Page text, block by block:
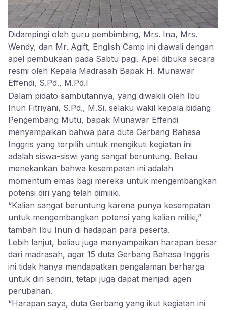
Didampingi oleh guru pembimbing, Mrs. Ina, Mrs.
Wendy, dan Mr. Agift, English Camp ini diawali dengan
apel pembukaan pada Sabtu pagi. Apel dibuka secara
resmi oleh Kepala Madrasah Bapak H. Munawar
Effendi, S.Pd., M.Pd.I
Dalam pidato sambutannya, yang diwakili oleh Ibu
Inun Fitriyani, S.Pd., M.Si. selaku wakil kepala bidang
Pengembang Mutu, bapak Munawar Effendi
menyampaikan bahwa para duta Gerbang Bahasa
Inggris yang terpilih untuk mengikuti kegiatan ini
adalah siswa-siswi yang sangat beruntung. Beliau
menekankan bahwa kesempatan ini adalah
momentum emas bagi mereka untuk mengembangkan
potensi diri yang telah dimiliki.
“Kalian sangat beruntung karena punya kesempatan
untuk mengembangkan potensi yang kalian miliki,”
tambah Ibu Inun di hadapan para peserta.
Lebih lanjut, beliau juga menyampaikan harapan besar
dari madrasah, agar 15 duta Gerbang Bahasa Inggris
ini tidak hanya mendapatkan pengalaman berharga
untuk diri sendiri, tetapi juga dapat menjadi agen
perubahan.
“Harapan saya, duta Gerbang yang ikut kegiatan ini